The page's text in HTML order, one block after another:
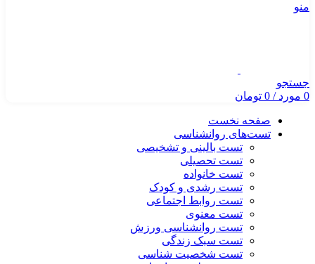
منو
جستجو
0 مورد/
0 تومان
صفحه نخست
تست‌های روانشناسی
تست بالینی و تشخیصی
تست تحصیلی
تست خانواده
تست رشدی و کودک
تست روابط اجتماعی
تست معنوی
تست روانشناسی ورزش
تست سبک زندگی
تست شخصیت شناسی